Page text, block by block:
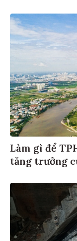
Làm gì để
tăng trưởng